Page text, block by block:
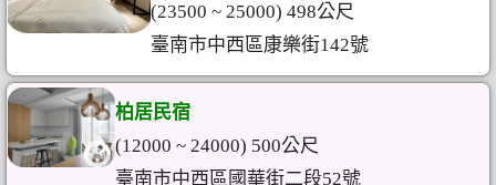
(23500 ~ 25000) 498公尺
臺南市中西區康樂街142號
柏居民宿
(12000 ~ 24000) 500公尺
臺南市中西區國華街二段52號